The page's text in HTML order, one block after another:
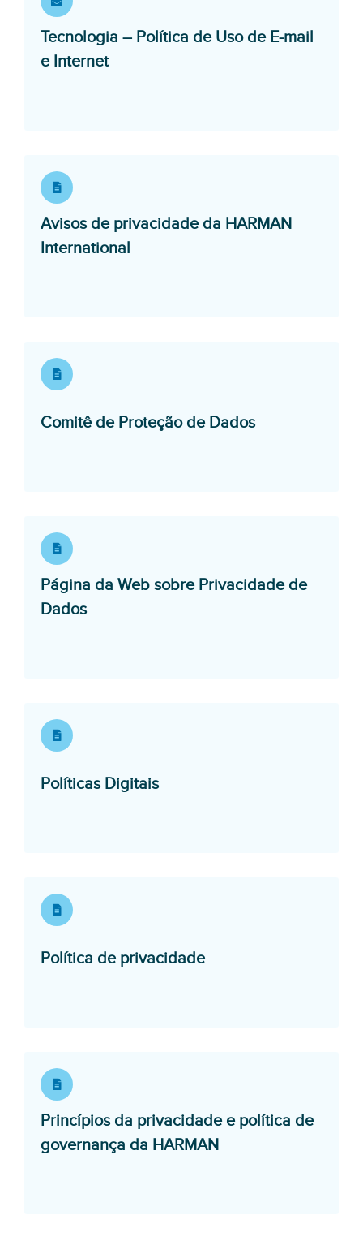
Tecnologia – Política de Uso de E-mail
e InternetOpens in a new window
Avisos de privacidade da HARMAN
International
Comitê de Proteção de DadosOpens in a
Página da Web sobre Privacidade de
DadosOpens in a new window
Políticas DigitaisOpens in a new window
Política de privacidadeOpens in a new
Princípios da privacidade e política de
governança da HARMANOpens in a new